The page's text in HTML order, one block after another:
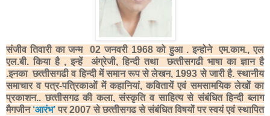
संजीव तिवारी का जन्म 02 जनवरी 1968 को हुआ . इन्होने एम.काम., एल
एल.बी. किया है , इन्हें अंग्रेजी, हिन्‍दी तथा छत्‍तीसगढी भाषा का ज्ञान है
.इनका छत्‍तीसगढी व हिन्‍दी में समान रूप से लेखन, 1993 से जारी है. स्‍थानीय
समाचार व पत्र-पत्रिकाओं में कहानियां, कवितायें एवं समसामयिक लेखों का
प्रकाशन.. छत्‍तीसगढ की कला, संस्‍कृति व साहित्‍य से संबंधित हिन्‍दी ब्‍लाग
मैगजीन ‘आरंभ’पर 2007 से छत्‍तीसगढ से संबंधित विषयों पर स्‍वयं एवं स्‍थापित